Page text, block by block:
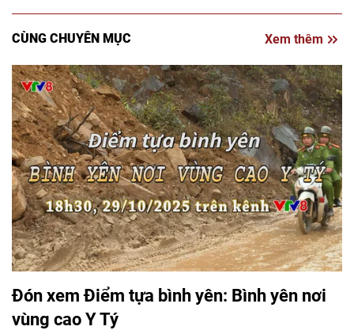
CÙNG CHUYÊN MỤC Xem thêm
Đón xem Điểm tựa bình yên: Bình yên nơi
vùng cao Y Tý